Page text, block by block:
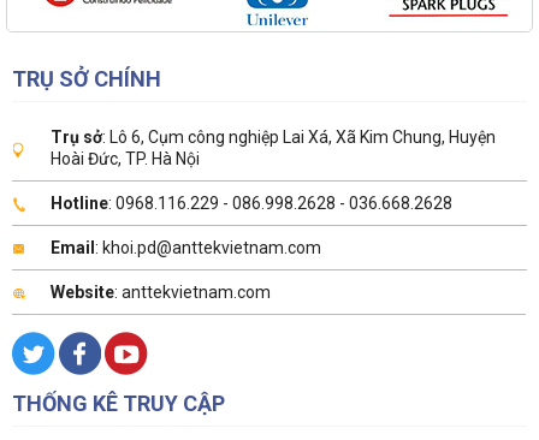
TRỤ SỞ CHÍNH
Trụ sở: Lô 6, Cụm công nghiệp Lai Xá, Xã Kim Chung, Huyện
Hoài Đức, TP. Hà Nội
Hotline: 0968.116.229 - 086.998.2628 - 036.668.2628
Email : khoi.pd@anttekvietnam.com
Website: anttekvietnam.com
THỐNG KÊ TRUY CẬP